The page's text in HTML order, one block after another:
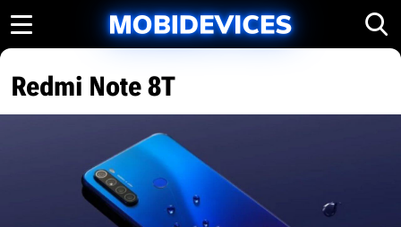
Redmi Note 8T